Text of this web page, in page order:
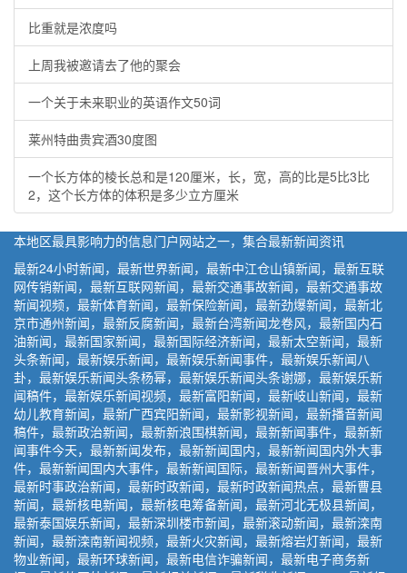
比重就是浓度吗
上周我被邀请去了他的聚会
一个关于未来职业的英语作文50词
莱州特曲贵宾酒30度图
一个长方体的棱长总和是120厘米，长，宽，高的比是5比3比
2，这个长方体的体积是多少立方厘米
本地区最具影响力的信息门户网站之一，集合最新新闻资讯
最新24小时新闻，最新世界新闻，最新中江仓山镇新闻，最新互联
网传销新闻，最新互联网新闻，最新交通事故新闻，最新交通事故
新闻视频，最新体育新闻，最新保险新闻，最新劲爆新闻，最新北
京市通州新闻，最新反腐新闻，最新台湾新闻龙卷风，最新国内石
油新闻，最新国家新闻，最新国际经济新闻，最新太空新闻，最新
头条新闻，最新娱乐新闻，最新娱乐新闻事件，最新娱乐新闻八
卦，最新娱乐新闻头条杨幂，最新娱乐新闻头条谢娜，最新娱乐新
闻稿件，最新娱乐新闻视频，最新富阳新闻，最新岐山新闻，最新
幼儿教育新闻，最新广西宾阳新闻，最新影视新闻，最新播音新闻
稿件，最新政治新闻，最新新浪围棋新闻，最新新闻事件，最新新
闻事件今天，最新新闻发布，最新新闻国内，最新新闻国内外大事
件，最新新闻国内大事件，最新新闻国际，最新新闻晋州大事件，
最新时事政治新闻，最新时政新闻，最新时政新闻热点，最新曹县
新闻，最新核电新闻，最新核电筹备新闻，最新河北无极县新闻，
最新泰国娱乐新闻，最新深圳楼市新闻，最新滚动新闻，最新滦南
新闻，最新滦南新闻视频，最新火灾新闻，最新熔岩灯新闻，最新
物业新闻，最新环球新闻，最新电信诈骗新闻，最新电子商务新